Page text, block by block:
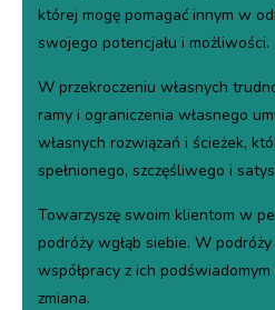
której mogę pomagać innym w
swojego potencjału i możliwości.
W przekroczeniu własnych
ramy i ograniczenia własnego
własnych rozwiązań i ścieżek,
spełnionego, szczęśliwego i
Towarzyszę swoim klientom w
podróży wgłąb siebie. W
współpracy z ich podświadomym
zmiana.